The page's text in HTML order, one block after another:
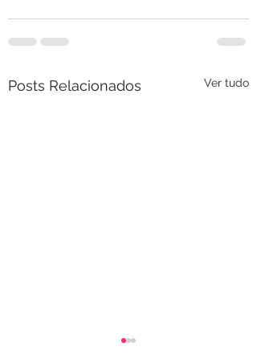
Posts Relacionados Ver tudo